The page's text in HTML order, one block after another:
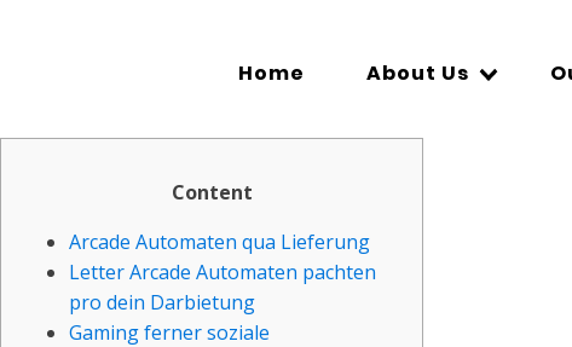
Home About Us
Content
Arcade Automaten qua Lieferung
Letter Arcade Automaten pachten
pro dein Darbietung
Gaming ferner soziale